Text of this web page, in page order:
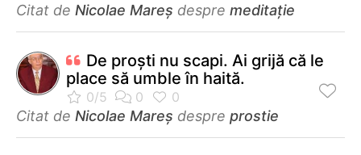
Citat de Nicolae Mareș despre meditație
De proşti nu scapi. Ai grijă că le
place să umble în haită.
Citat de Nicolae Mareș despre prostie